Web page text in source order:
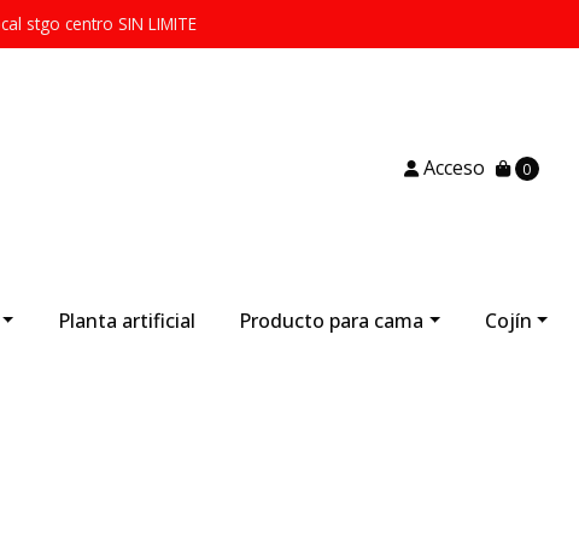
stgo centro SIN LIMITE
Acceso 0
Planta artificial Producto para cama Cojín